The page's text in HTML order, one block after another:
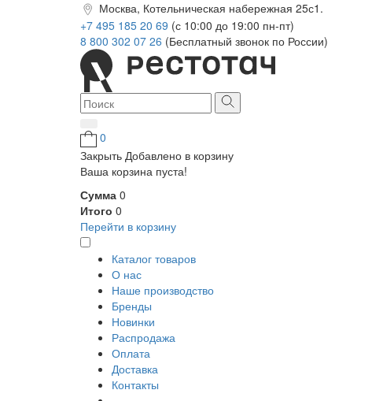
Москва, Котельническая набережная 25с1.
+7 495 185 20 69 (с 10:00 до 19:00 пн-пт)
8 800 302 07 26 (Бесплатный звонок по России)
0
Закрыть Добавлено в корзину
Ваша корзина пуста!
Сумма 0
Итого 0
Перейти в корзину
Каталог товаров
О нас
Наше производство
Бренды
Новинки
Распродажа
Оплата
Доставка
Контакты